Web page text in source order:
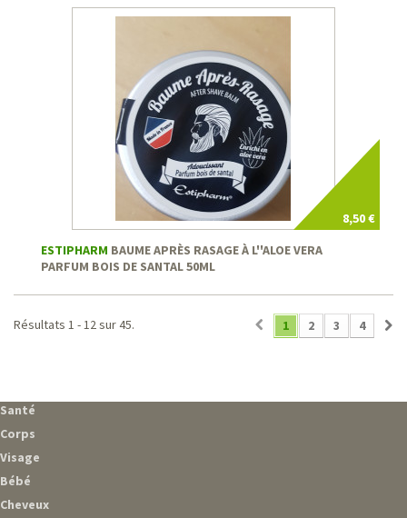
8,50 €
ESTIPHARM BAUME APRÈS RASAGE À L''ALOE VERA
PARFUM BOIS DE SANTAL 50ML
1 2 3 4
Résultats 1 - 12 sur 45.
Santé
Corps
Visage
Bébé
Cheveux